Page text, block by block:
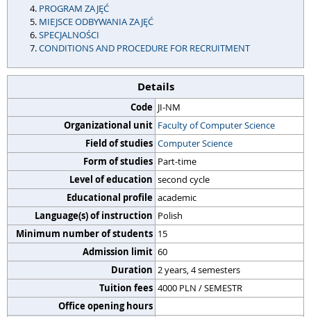
PROGRAM ZAJĘĆ
MIEJSCE ODBYWANIA ZAJĘĆ
SPECJALNOŚCI
CONDITIONS AND PROCEDURE FOR RECRUITMENT
Details
Code JI-NM
Organizational unit Faculty of Computer Science
Field of studies Computer Science
Form of studies Part-time
Level of education second cycle
Educational profile academic
Language(s) of instruction Polish
Minimum number of students 15
Admission limit 60
Duration 2 years, 4 semesters
Tuition fees 4000 PLN / SEMESTR
Office opening hours